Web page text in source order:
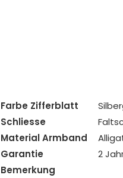
Farbe Zifferblatt
Schliesse
Material Armband
Garantie
2
Bemerkung